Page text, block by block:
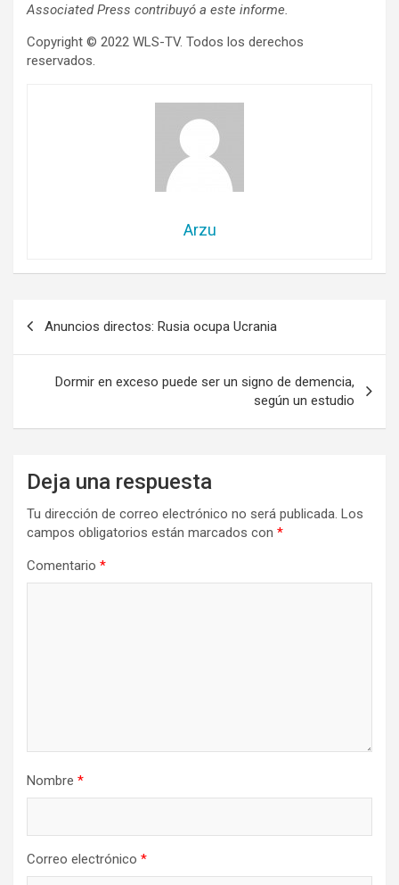
Associated Press contribuyó a este informe.
Copyright © 2022 WLS-TV. Todos los derechos
reservados.
Arzu
Anuncios directos: Rusia ocupa Ucrania
Dormir en exceso puede ser un signo de demencia,
según un estudio
Deja una respuesta
Tu dirección de correo electrónico no será publicada. Los
campos obligatorios están marcados con *
Comentario *
Nombre *
Correo electrónico *